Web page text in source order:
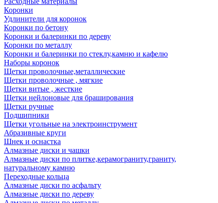
Коронки
Удлинители для коронок
Коронки по бетону
Коронки и балеринки по дереву
Коронки по металлу
Коронки и балеринки по стеклу,камню и кафелю
Наборы коронок
Щетки проволочные,металлические
Щетки проволочные , мягкие
Щетки витые , жесткие
Щетки нейлоновые для браширования
Щетки ручные
Подшипники
Щетки угольные на электроинструмент
Абразивные круги
Шнек и оснастка
Алмазные диски и чашки
Алмазные диски по плитке,керамограниту,граниту,
натуральному камню
Переходные кольца
Алмазные диски по асфальту
Алмазные диски по дереву